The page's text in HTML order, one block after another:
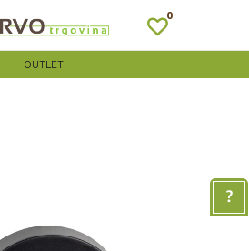
0
OUTLET